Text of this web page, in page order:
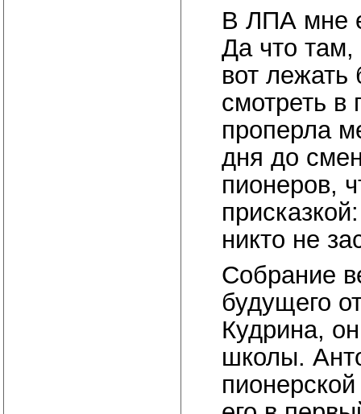
В ЛПА мне
Да что там,
вот лежать
смотреть в
проперла
дня до
пионеров,
никто не
Собрание
будущего
Кудрина,
школы.